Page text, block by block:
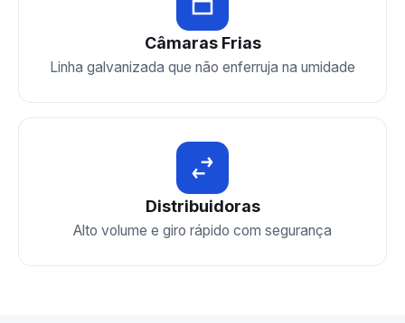
Câmaras Frias
Linha galvanizada que não enferruja na umidade
Distribuidoras
Alto volume e giro rápido com segurança